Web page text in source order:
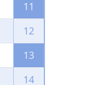
11
12
13
14